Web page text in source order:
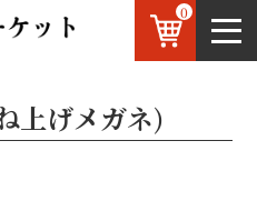
がね
らせ
0
上げメガネ)